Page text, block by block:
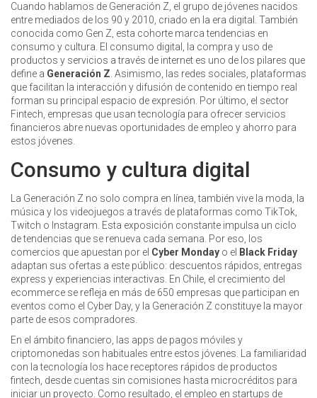
p
a
n
c
a
Cuando hablamos de Generación Z el grupo de jóvenes nacidos
entre mediados de los 90 y 2010, criado en la era digital
. También
conocida como Gen Z , esta cohorte marca tendencias en
consumo y cultura. El consumo digital
la compra y uso de
productos y servicios a través de internet es uno de los pilares que
define a Generación Z . Asimismo, las redes sociales plataformas
que facilitan la interacción y difusión de contenido en tiempo real
forman su principal espacio de expresión. Por último, el sector
Fintech empresas que usan tecnología para ofrecer servicios
financieros abre nuevas oportunidades de empleo y ahorro para
estos jóvenes.
Consumo y cultura digital
La Generación Z no solo compra en línea, también vive la moda, la
música y los videojuegos a través de plataformas como TikTok,
Twitch o Instagram. Esta exposición constante impulsa un ciclo
de tendencias que se renueva cada semana. Por eso, los
comercios que apuestan por el Cyber Monday o el Black Friday
adaptan sus ofertas a este público: descuentos rápidos, entregas
express y experiencias interactivas. En Chile, el crecimiento del
ecommerce se refleja en más de 650 empresas que participan en
eventos como el Cyber Day, y la Generación Z constituye la mayor
parte de esos compradores.
En el ámbito financiero, las apps de pagos móviles y
criptomonedas son habituales entre estos jóvenes. La familiaridad
con la tecnología los hace receptores rápidos de productos
fintech, desde cuentas sin comisiones hasta microcréditos para
iniciar un proyecto. Como resultado, el empleo en startups de